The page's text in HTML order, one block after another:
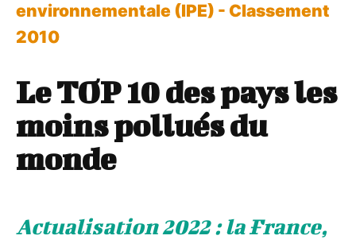
environnementale (IPE) - Classement
2010
Le TOP 10 des pays les
moins pollués du
monde
Actualisation 2022 : la France,